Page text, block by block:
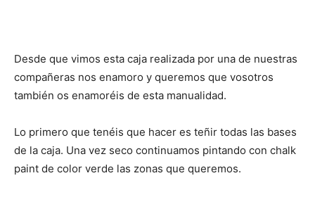
Desde que vimos esta caja realizada por una de nuestras
compañeras nos enamoro y queremos que vosotros
también os enamoréis de esta manualidad.
Lo primero que tenéis que hacer es teñir todas las bases
de la caja. Una vez seco continuamos pintando con chalk
paint de color verde las zonas que queremos.